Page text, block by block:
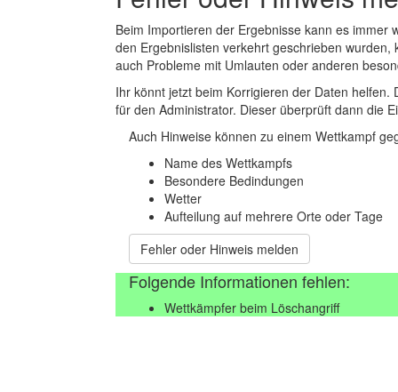
Beim Importieren der Ergebnisse kann es
den Ergebnislisten verkehrt geschrieben
auch Probleme mit Umlauten oder anderen
Ihr könnt jetzt beim Korrigieren der Daten
für den Administrator. Dieser überprüft dann die
Auch Hinweise können zu einem Wettkampf
Name des Wettkampfs
Besondere Bedindungen
Wetter
Aufteilung auf mehrere Orte oder Tage
Fehler oder Hinweis melden
Folgende Informationen fehlen:
Wettkämpfer beim Löschangriff